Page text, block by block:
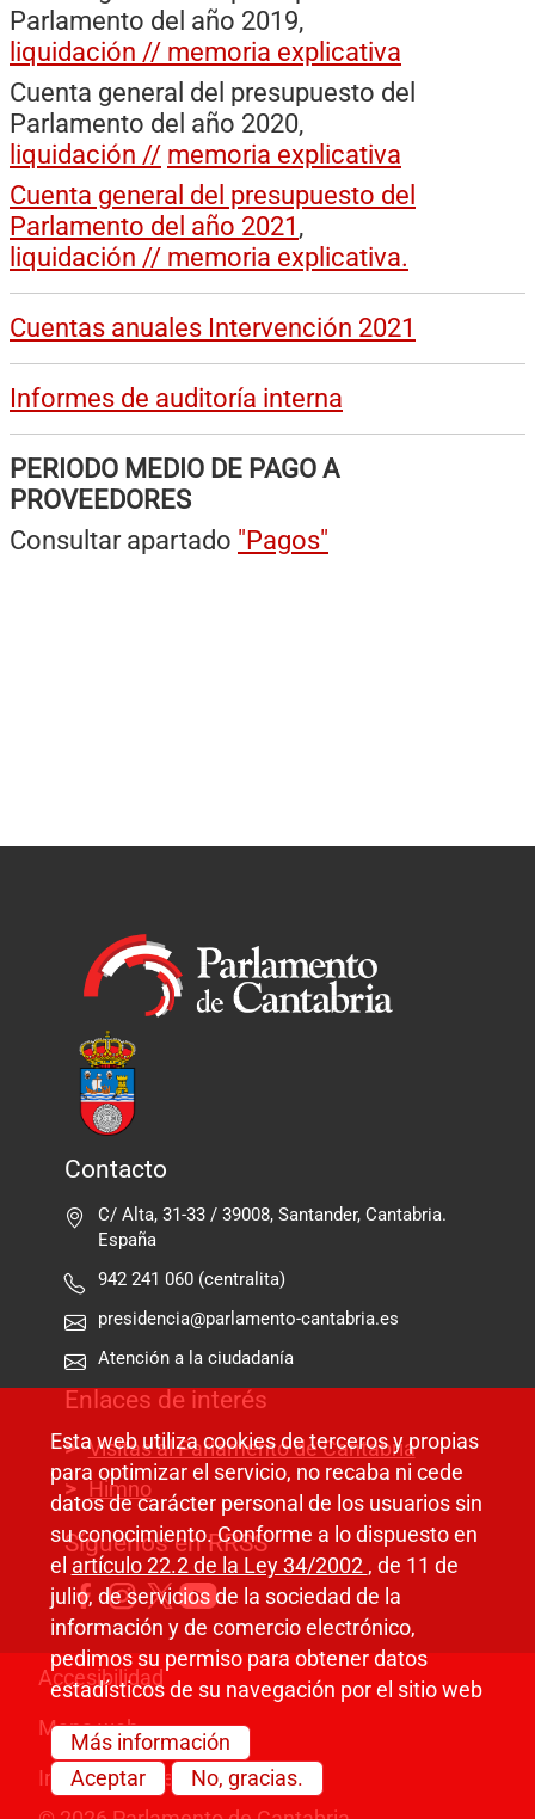
Parlamento del año 2019,
liquidación // memoria explicativa
Cuenta general del presupuesto del
Parlamento del año 2020,
liquidación // memoria explicativa
Cuenta general del presupuesto del
Parlamento del año 2021 ,
liquidación // memoria explicativa.
Cuentas anuales Intervención 2021
Informes de auditoría interna
PERIODO MEDIO DE PAGO A
PROVEEDORES
Consultar apartado "Pagos"
Contacto
C/ Alta, 31-33 / 39008, Santander, Cantabria.
España
942 241 060 (centralita)
presidencia@parlamento-cantabria.es
Atención a la ciudadanía
Enlaces de interés
Visitas al Parlamento de Cantabria
Himno
Síguenos en RRSS
Pie de página
Accesibilidad
Mapa web
Información legal
Esta web utiliza cookies de terceros y propias
para optimizar el servicio, no recaba ni cede
datos de carácter personal de los usuarios sin
su conocimiento. Conforme a lo dispuesto en
el artículo 22.2 de la Ley 34/2002 , de 11 de
julio, de servicios de la sociedad de la
información y de comercio electrónico,
pedimos su permiso para obtener datos
estadísticos de su navegación por el sitio web
Más información
Aceptar
No, gracias.